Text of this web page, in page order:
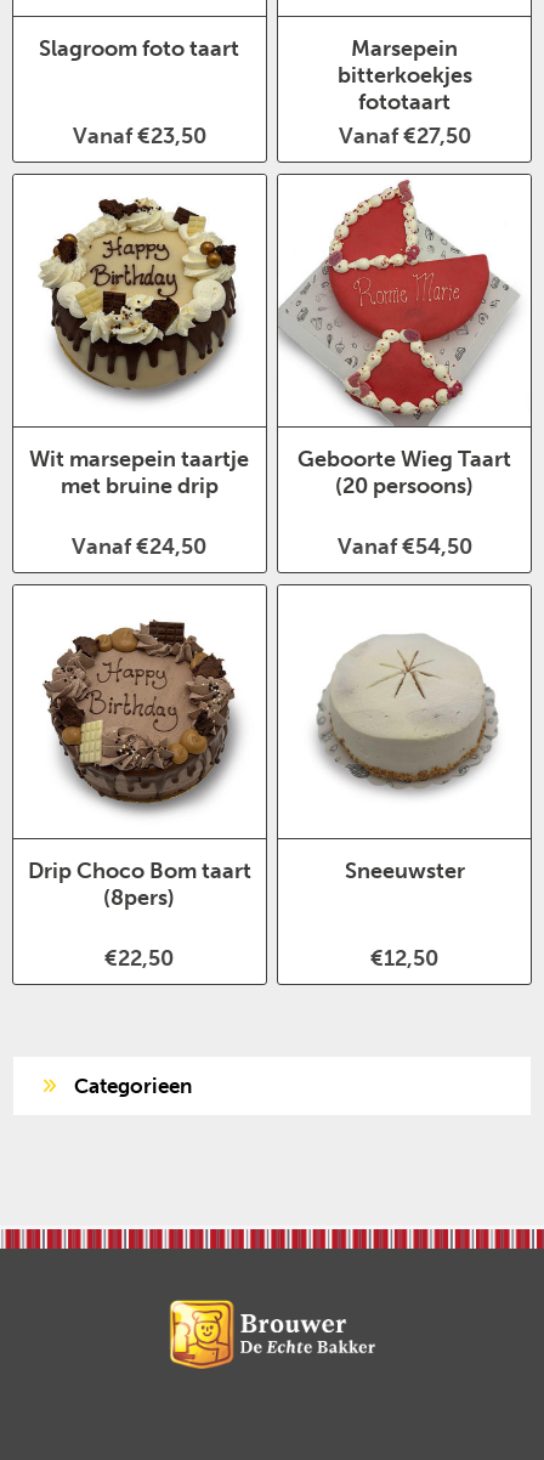
Slagroom foto taart
Vanaf €23,50
Marsepein
bitterkoekjes
fototaart
Vanaf €27,50
Wit marsepein taartje
met bruine drip
Vanaf €24,50
Geboorte Wieg Taart
(20 persoons)
Vanaf €54,50
Drip Choco Bom taart
(8pers)
€22,50
Sneeuwster
€12,50
Categorieen